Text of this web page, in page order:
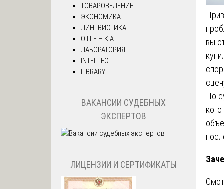
вы
По
ТОВАРОВЕДЕНИЕ
ЭКОНОМИКА
ЛИНГВИСТИКА
О Ц Е Н К А
ЛАБОРАТОРИЯ
INTELLECT
LIBRARY
ВАКАНСИИ СУДЕБНЫХ
ЭКСПЕРТОВ
ЛИЦЕНЗИИ И СЕРТИФИКАТЫ